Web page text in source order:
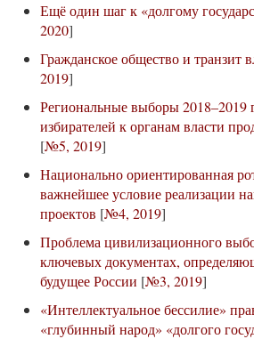
Ещё один шаг к «долгому
2020]
Гражданское общество и транзит
2019]
Региональные выборы 2018–2019
избирателей к органам власти
[№5, 2019]
Национально ориентированная
важнейшее условие реализации
проектов [№4, 2019]
Проблема цивилизационного
ключевых документах,
будущее России [№3, 2019]
«Интеллектуальное бессилие»
«глубинный народ» «долгого